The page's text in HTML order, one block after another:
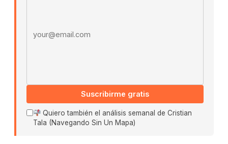
Es La Hora de Aprender ↗
Políticas De Privacidad · Términos De Uso
Suscribirme gratis
Quiero también el análisis semanal de Cristian
Tala (Navegando Sin Un Mapa)